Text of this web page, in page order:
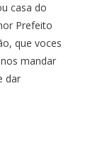
casa do
Prefeito
que voces
mandar
dar